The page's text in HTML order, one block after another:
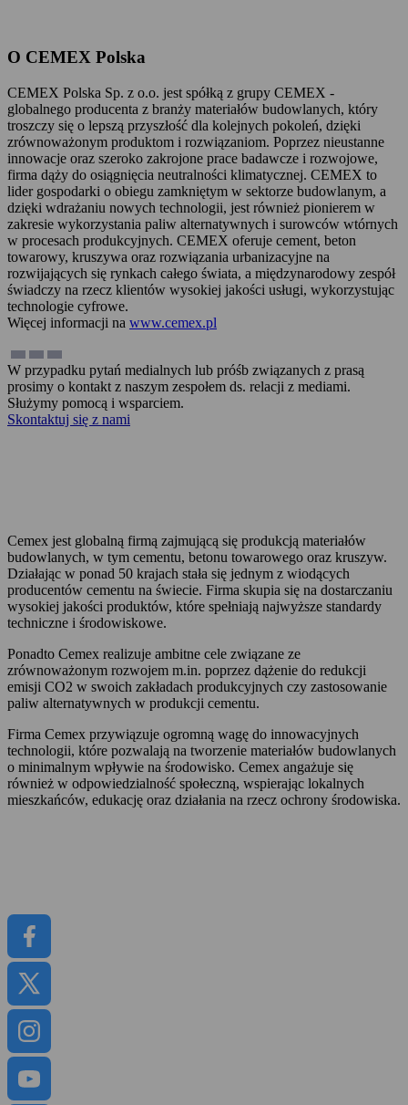
O CEMEX Polska
CEMEX Polska Sp. z o.o. jest spółką z grupy CEMEX -
globalnego producenta z branży materiałów budowlanych, który
troszczy się o lepszą przyszłość dla kolejnych pokoleń, dzięki
zrównoważonym produktom i rozwiązaniom. Poprzez nieustanne
innowacje oraz szeroko zakrojone prace badawcze i rozwojowe,
firma dąży do osiągnięcia neutralności klimatycznej. CEMEX to
lider gospodarki o obiegu zamkniętym w sektorze budowlanym, a
dzięki wdrażaniu nowych technologii, jest również pionierem w
zakresie wykorzystania paliw alternatywnych i surowców wtórnych
w procesach produkcyjnych. CEMEX oferuje cement, beton
towarowy, kruszywa oraz rozwiązania urbanizacyjne na
rozwijających się rynkach całego świata, a międzynarodowy zespół
świadczy na rzecz klientów wysokiej jakości usługi, wykorzystując
technologie cyfrowe.
Więcej informacji na www.cemex.pl
W przypadku pytań medialnych lub próśb związanych z prasą
prosimy o kontakt z naszym zespołem ds. relacji z mediami.
Służymy pomocą i wsparciem.
Skontaktuj się z nami
Cemex jest globalną firmą zajmującą się produkcją materiałów
budowlanych, w tym cementu, betonu towarowego oraz kruszyw.
Działając w ponad 50 krajach stała się jednym z wiodących
producentów cementu na świecie. Firma skupia się na dostarczaniu
wysokiej jakości produktów, które spełniają najwyższe standardy
techniczne i środowiskowe.
Ponadto Cemex realizuje ambitne cele związane ze
zrównoważonym rozwojem m.in. poprzez dążenie do redukcji
emisji CO2 w swoich zakładach produkcyjnych czy zastosowanie
paliw alternatywnych w produkcji cementu.
Firma Cemex przywiązuje ogromną wagę do innowacyjnych
technologii, które pozwalają na tworzenie materiałów budowlanych
o minimalnym wpływie na środowisko. Cemex angażuje się
również w odpowiedzialność społeczną, wspierając lokalnych
mieszkańców, edukację oraz działania na rzecz ochrony środowiska.